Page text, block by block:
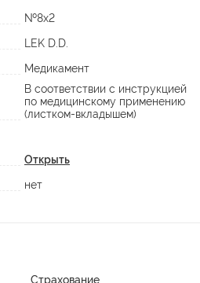
№8х2
LEK D.D.
Медикамент
В соответствии с инструкцией
по медицинскому применению
(листком-вкладышем)
Открыть
нет
Страхование